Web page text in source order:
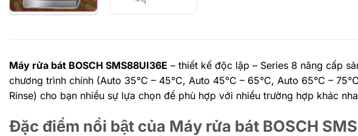
Máy rửa bát BOSCH SMS88UI36E – thiết kế độc lập – Series 8 nâng cấp
chương trình chính (Auto 35°C – 45°C, Auto 45°C – 65°C, Auto 65°C –
Rinse) cho bạn nhiều sự lựa chọn để phù hợp với nhiều trường hợp khác
Đặc điểm nổi bật của Máy rửa bát BOSCH